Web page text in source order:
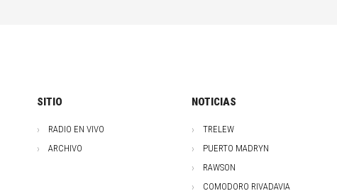
SITIO
RADIO EN VIVO
ARCHIVO
NOTICIAS
TRELEW
PUERTO MADRYN
RAWSON
COMODORO RIVADAVIA